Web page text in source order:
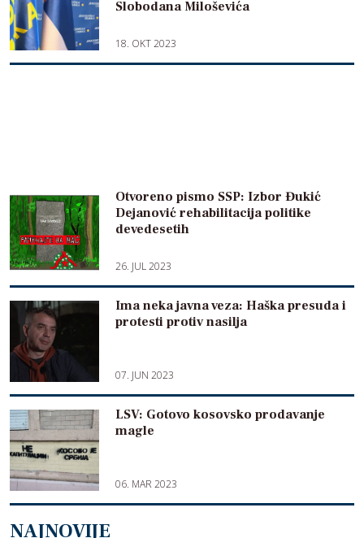
Slobodana Miloševića
18. OKT 2023
Otvoreno pismo SSP: Izbor Đukić
Dejanović rehabilitacija politike
devedesetih
26. JUL 2023
Ima neka javna veza: Haška presuda i
protesti protiv nasilja
07. JUN 2023
LSV: Gotovo kosovsko prodavanje
magle
06. MAR 2023
NAJNOVIJE